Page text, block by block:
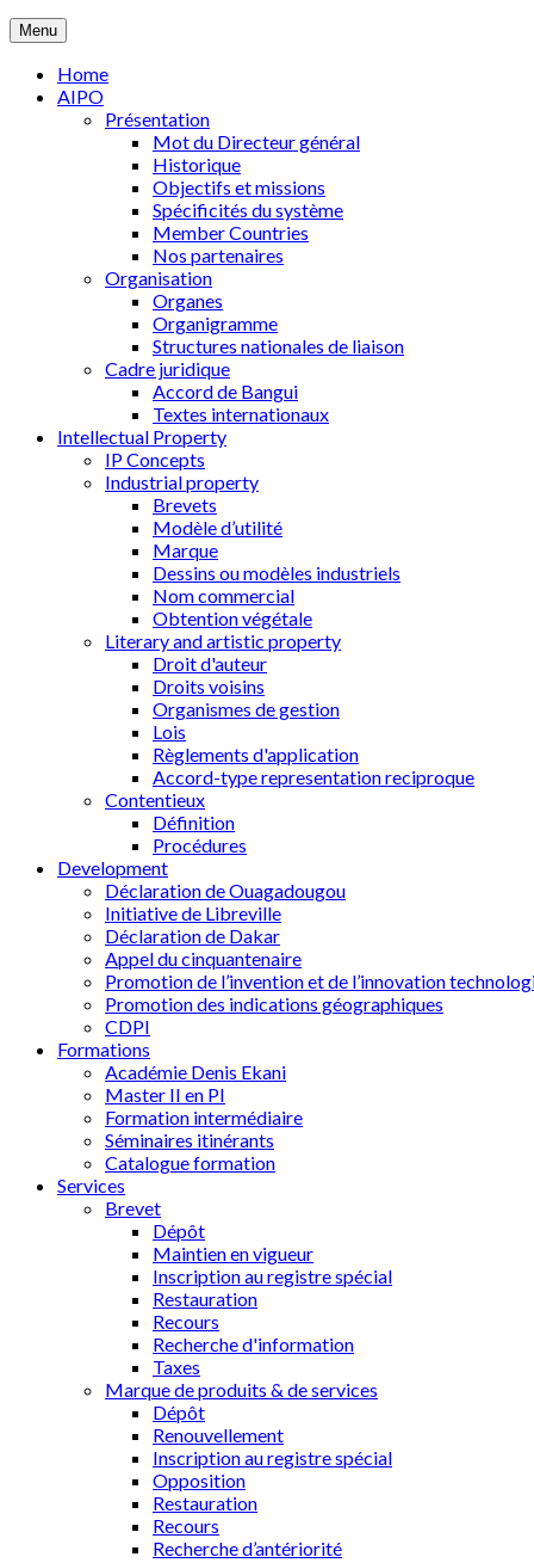
Menu
Home
AIPO
Présentation
Mot du Directeur général
Historique
Objectifs et missions
Spécificités du système
Member Countries
Nos partenaires
Organisation
Organes
Organigramme
Structures nationales de liaison
Cadre juridique
Accord de Bangui
Textes internationaux
Intellectual Property
IP Concepts
Industrial property
Brevets
Modèle d’utilité
Marque
Dessins ou modèles industriels
Nom commercial
Obtention végétale
Literary and artistic property
Droit d'auteur
Droits voisins
Organismes de gestion
Lois
Règlements d'application
Accord-type representation reciproque
Contentieux
Définition
Procédures
Development
Déclaration de Ouagadougou
Initiative de Libreville
Déclaration de Dakar
Appel du cinquantenaire
Promotion de l’invention et de l’innovation
Promotion des indications géographiques
CDPI
Formations
Académie Denis Ekani
Master II en PI
Formation intermédiaire
Séminaires itinérants
Catalogue formation
Services
Brevet
Dépôt
Maintien en vigueur
Inscription au registre spécial
Restauration
Recours
Recherche d'information
Taxes
Marque de produits & de services
Dépôt
Renouvellement
Inscription au registre spécial
Opposition
Restauration
Recours
Recherche d’antériorité